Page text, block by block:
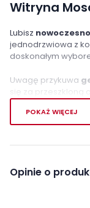
Witryna
Lubisz
jednodrzwiowa z
doskonałym
Uwagę przykuwa
się za przeszkloną
Cztery półki, w
drobiazgów czy
zapewni jego
POKAŻ WIĘCEJ
Opinie o